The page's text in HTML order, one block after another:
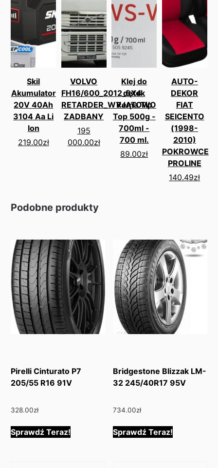
Skil
Akumulator
20V 40Ah
3104 Aa Li
Ion
219.00zł
VOLVO
FH16/600_2012_6X4
RETARDER_WYJĄTOWO
ZADBANY
195
000.00zł
Klej do
dętek
Rema Tip
Top 500g -
700ml -
700 ml.
89.00zł
AUTO-
DEKOR
FIAT
SEICENTO
(1998-
2010)
POKROWCE
PROLINE
140.49zł
Podobne produkty
Pirelli Cinturato P7
205/55 R16 91V
328.00zł
Sprawdź Teraz!
Bridgestone Blizzak LM-
32 245/40R17 95V
734.00zł
Sprawdź Teraz!